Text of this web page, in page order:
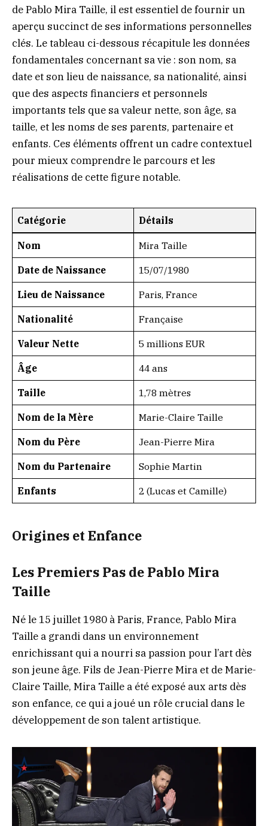
de Pablo Mira Taille, il est essentiel de fournir un
aperçu succinct de ses informations personnelles
clés. Le tableau ci-dessous récapitule les données
fondamentales concernant sa vie : son nom, sa
date et son lieu de naissance, sa nationalité, ainsi
que des aspects financiers et personnels
importants tels que sa valeur nette, son âge, sa
taille, et les noms de ses parents, partenaire et
enfants. Ces éléments offrent un cadre contextuel
pour mieux comprendre le parcours et les
réalisations de cette figure notable.
Catégorie Détails
Nom Mira Taille
Date de Naissance 15/07/1980
Lieu de Naissance Paris, France
Nationalité Française
Valeur Nette 5 millions EUR
Âge 44 ans
Taille 1,78 mètres
Nom de la Mère Marie-Claire Taille
Nom du Père Jean-Pierre Mira
Nom du Partenaire Sophie Martin
Enfants 2 (Lucas et Camille)
Origines et Enfance
Les Premiers Pas de Pablo Mira
Taille
Né le 15 juillet 1980 à Paris, France, Pablo Mira
Taille a grandi dans un environnement
enrichissant qui a nourri sa passion pour l’art dès
son jeune âge. Fils de Jean-Pierre Mira et de Marie-
Claire Taille, Mira Taille a été exposé aux arts dès
son enfance, ce qui a joué un rôle crucial dans le
développement de son talent artistique.